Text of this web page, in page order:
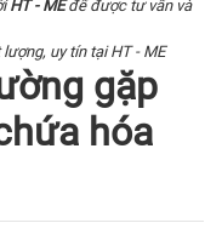
HT - MEđể được tư vấn và
uy tín tại HT - ME
gặp
hóa